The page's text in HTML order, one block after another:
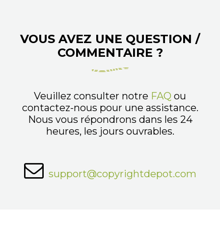
VOUS AVEZ UNE QUESTION /
COMMENTAIRE ?
Veuillez consulter notre FAQ ou
contactez-nous pour une assistance.
Nous vous répondrons dans les 24
heures, les jours ouvrables.
support@copyrightdepot.com